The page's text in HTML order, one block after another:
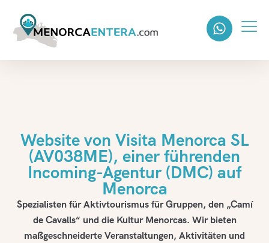
Website von Visita Menorca SL
(AV038ME), einer führenden
Incoming-Agentur (DMC) auf
Menorca
Spezialisten für Aktivtourismus für Gruppen, den „Camí
de Cavalls“ und die Kultur Menorcas. Wir bieten
maßgeschneiderte Veranstaltungen, Aktivitäten und